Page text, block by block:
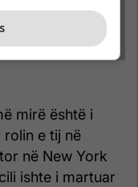
mirë është i
rolin e tij në
në New York
ishte i martuar